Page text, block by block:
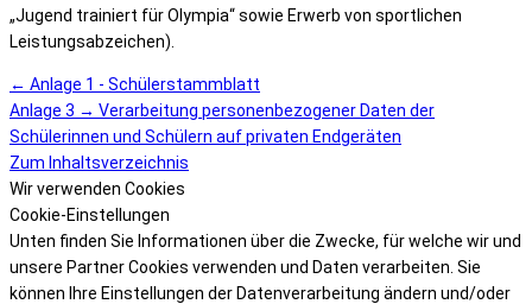
„Jugend trainiert für Olympia“ sowie Erwerb von sportlichen
Leistungsabzeichen).
← Anlage 1 - Schülerstammblatt
Anlage 3 → Verarbeitung personenbezogener Daten der
Schülerinnen und Schülern auf privaten Endgeräten
Zum Inhaltsverzeichnis
Wir verwenden Cookies
Cookie-Einstellungen
Unten finden Sie Informationen über die Zwecke, für welche wir und
unsere Partner Cookies verwenden und Daten verarbeiten. Sie
können Ihre Einstellungen der Datenverarbeitung ändern und/oder